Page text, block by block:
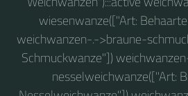
wiesenwanze(["Art:
weichwanzen-.->braune-
Schmuckwanze"])
nesselweichwanze(["Art: